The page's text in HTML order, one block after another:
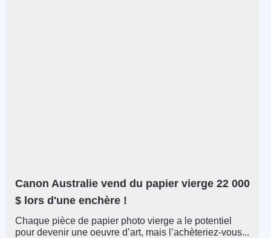
Canon Australie vend du papier vierge 22 000
$ lors d'une enchère !
Chaque pièce de papier photo vierge a le potentiel
pour devenir une oeuvre d’art, mais l’achèteriez-vous...